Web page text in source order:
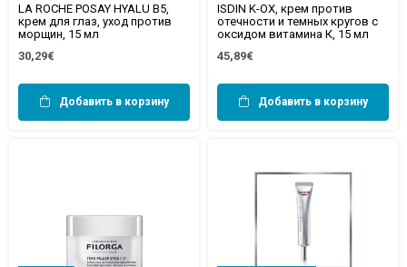
LA ROCHE POSAY HYALU B5,
крем для глаз, уход против
морщин, 15 мл
30,29€
Добавить в корзину
ISDIN K-OX, крем против
отечности и темных кругов с
оксидом витамина К, 15 мл
45,89€
Добавить в корзину